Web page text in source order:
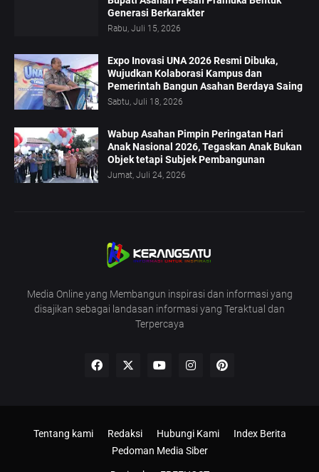
Generasi Berkarakter
Rabu, Juli 15, 2026
Expo Inovasi UNA 2026 Resmi Dibuka,
Wujudkan Kolaborasi Kampus dan
Pemerintah Bangun Asahan Berdaya Saing
Sabtu, Juli 18, 2026
Wabup Asahan Pimpin Peringatan Hari
Anak Nasional 2026, Tegaskan Anak Bukan
Objek tetapi Subjek Pembangunan
Jumat, Juli 24, 2026
Media Online yang Membangun inspirasi dan informasi yang
disajikan sebagai landasan informasi yang Teraktual dan
Terpercaya
Tentang kami Redaksi Hubungi Kami
Index Berita
Pedoman Media Siber